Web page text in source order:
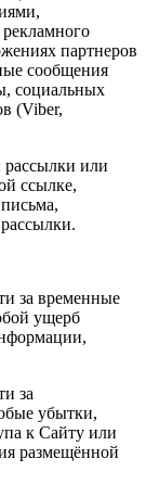
партнеров
сообщения
социальных
(Viber,
рассылки или
ссылке,
за временные
ущерб
за
убытки,
к Сайту или
размещённой